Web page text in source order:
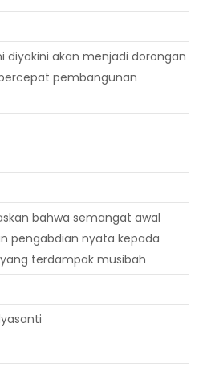
diyakini akan menjadi dorongan
pembangunan
bahwa semangat awal
pengabdian nyata kepada
terdampak musibah